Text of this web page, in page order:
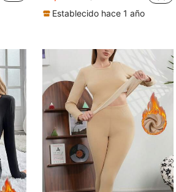
Establecido hace 1 año